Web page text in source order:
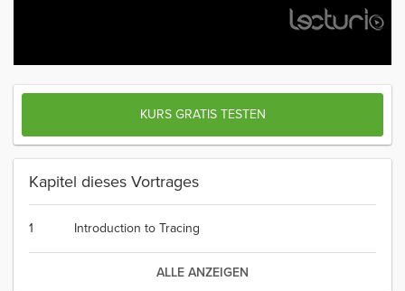
KURS GRATIS TESTEN
Kapitel dieses Vortrages
1 Introduction to Tracing
ALLE ANZEIGEN